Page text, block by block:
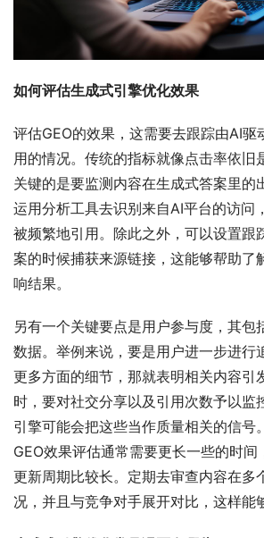
如何评估生成式引擎优化效果
评估GEO的效果，这需要去跟踪由AI驱
用的情况。传统的指标就像点击率依旧
关键的是要监测内容在生成式答案里的
运用分析工具去识别来自AI平台的访问
被频繁地引用。除此之外，可以设置跟
案的时候捕获来源链接，这能够帮助了
响结果。
另有一个关键要点是用户参与度，其包
数据。举例来说，要是用户进一步进行
更多方面的细节，那就表明相关内容引
时，要对社交分享以及引用次数予以监
引擎可能会把这些当作质量相关的信号
GEO效果评估通常需要更长一些的时间
更新周期比较长。定期去审查内容在多
况，并且与竞争对手展开对比，这样能